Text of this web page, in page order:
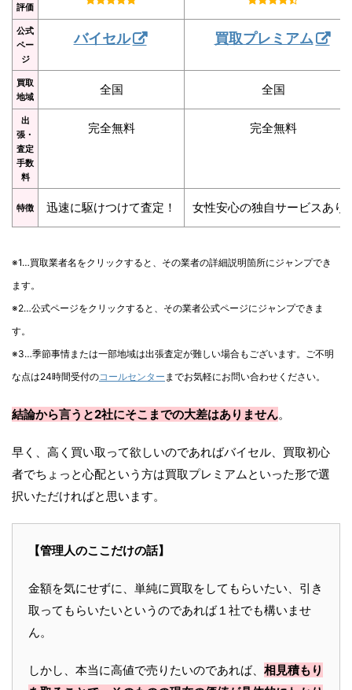
評価
公式
ペー
ジ
バイセル 買取プレミアム
買取
地域
全国 全国
出
張・
査定
手数
料
完全無料 完全無料
特徴 迅速に駆けつけて査定！ 女性安心の独自サービスあり
※1…買取業者名をクリックすると、その業者の詳細説明箇所にジャンプでき
ます。
※2…公式ページをクリックすると、その業者公式ページにジャンプできま
す。
※3…季節事情または一部地域は出張査定が難しい場合もございます。ご不明
な点は24時間受付のコールセンター までお気軽にお問い合わせください。
結論から言うと2社にそこまでの大差はありません。
早く、高く買い取って欲しいのであればバイセル、買取初心
者でちょっと心配という方は買取プレミアムといった形で選
択いただければと思います。
【管理人のここだけの話】
金額を気にせずに、単純に買取をしてもらいたい、引き
取ってもらいたいというのであれば１社でも構いませ
ん。
しかし、本当に高値で売りたいのであれば、 相見積もり